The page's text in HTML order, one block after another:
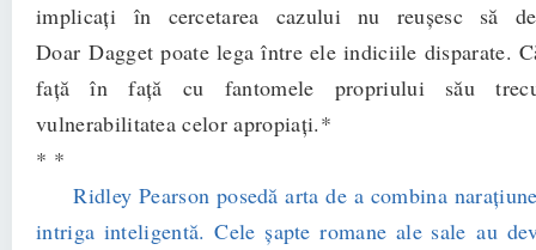
implicaţi în cercetarea cazului nu reuşesc să
Doar Dagget poate lega între ele indiciile disparate.
faţă în faţă cu fantomele propriului său
vulnerabilitatea celor apropiaţi.*
* *
Ridley Pearson posedă arta de a combina
intriga inteligentă. Cele şapte romane ale sale au